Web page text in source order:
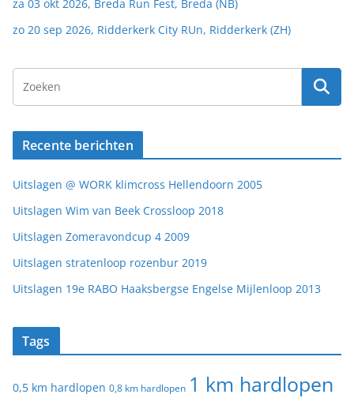
za 03 okt 2026, Breda Run Fest, Breda (NB)
zo 20 sep 2026, Ridderkerk City RUn, Ridderkerk (ZH)
Recente berichten
Uitslagen @ WORK klimcross Hellendoorn 2005
Uitslagen Wim van Beek Crossloop 2018
Uitslagen Zomeravondcup 4 2009
Uitslagen stratenloop rozenbur 2019
Uitslagen 19e RABO Haaksbergse Engelse Mijlenloop 2013
Tags
0,5 km hardlopen 0,8 km hardlopen 1 km hardlopen